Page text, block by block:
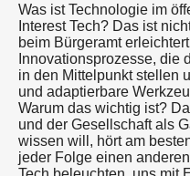
Was ist Technologie im
Interest Tech? Das ist
beim Bürgeramt
Innovationsprozesse, die
in den Mittelpunkt stellen
und adaptierbare
Warum das wichtig ist?
und der Gesellschaft als
wissen will, hört am
jeder Folge einen